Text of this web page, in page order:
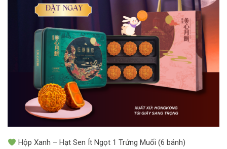
Hộp Xanh – Hạt Sen Ít Ngọt 1 Trứng Muối (6 bánh)